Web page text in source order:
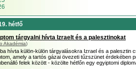
hétfő
tárgyalni hívta Izraelt és a palesztinokat
Akadémia)
hívta külön-külön tárgyalásokra Izrael és a palesztin
amely a tartós gázai övezeti tűzszünet érdekében
felek között - közölte hétfőn egy egyiptomi